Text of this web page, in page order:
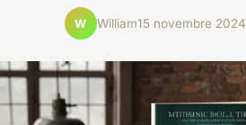
W William15 novembre 2024